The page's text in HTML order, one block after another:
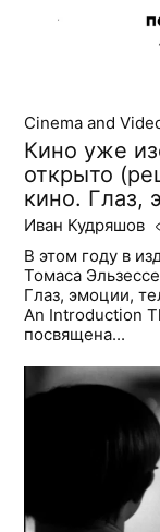
Cinema and
Кино уже
открыто
кино. Глаз,
Иван Кудряшов
В этом году в
Томаса
Глаз, эмоции,
An Introduction
посвящена...